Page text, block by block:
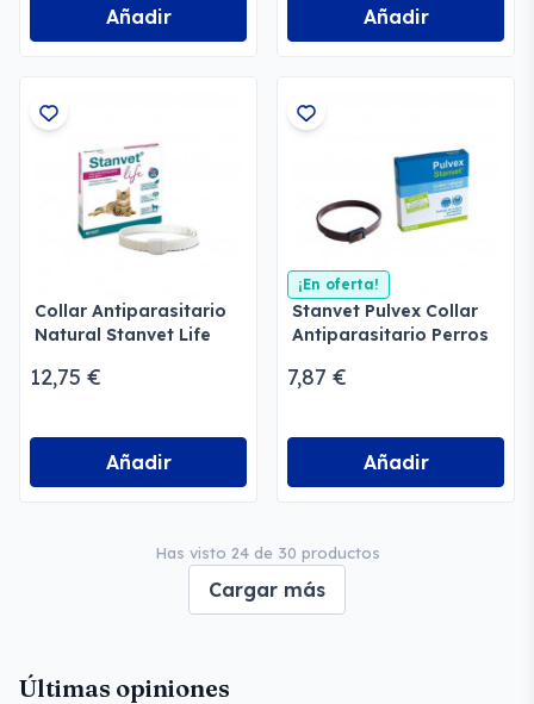
Añadir Añadir
Collar Antiparasitario
Natural Stanvet Life
12,75 €
Añadir
¡En oferta!
Stanvet Pulvex Collar
Antiparasitario Perros
7,87 €
Añadir
Has visto 24 de 30 productos
Cargar más
Últimas opiniones